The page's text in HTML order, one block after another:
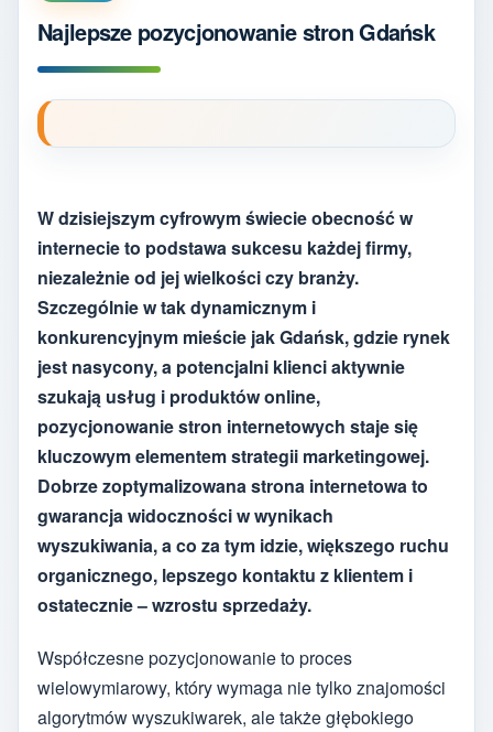
Najlepsze pozycjonowanie stron Gdańsk
W dzisiejszym cyfrowym świecie obecność w
internecie to podstawa sukcesu każdej firmy,
niezależnie od jej wielkości czy branży.
Szczególnie w tak dynamicznym i
konkurencyjnym mieście jak Gdańsk, gdzie rynek
jest nasycony, a potencjalni klienci aktywnie
szukają usług i produktów online,
pozycjonowanie stron internetowych staje się
kluczowym elementem strategii marketingowej.
Dobrze zoptymalizowana strona internetowa to
gwarancja widoczności w wynikach
wyszukiwania, a co za tym idzie, większego ruchu
organicznego, lepszego kontaktu z klientem i
ostatecznie – wzrostu sprzedaży.
Współczesne pozycjonowanie to proces
wielowymiarowy, który wymaga nie tylko znajomości
algorytmów wyszukiwarek, ale także głębokiego